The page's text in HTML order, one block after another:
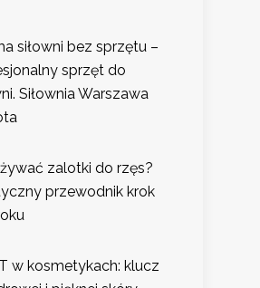
siłowni bez sprzętu –
sprzęt do
Siłownia Warszawa
zalotki do rzęs?
przewodnik krok
w kosmetykach: klucz